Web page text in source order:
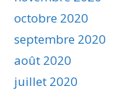
octobre 2020
septembre 2020
août 2020
juillet 2020